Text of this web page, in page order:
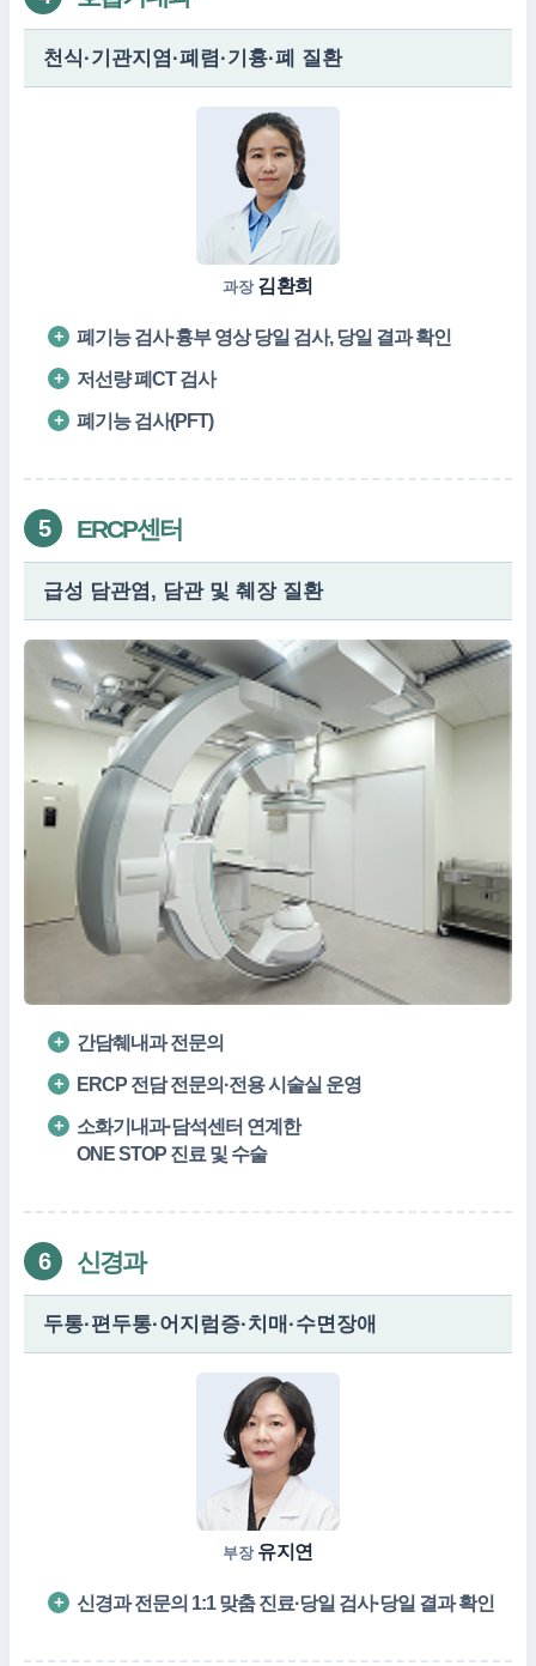
과장 김환희
천식·기관지염·폐렴·기흉·폐 질환
폐기능 검사·흉부 영상 당일 검사, 당일 결과 확인
저선량 폐CT 검사
폐기능 검사(PFT)
5 ERCP센터
급성 담관염, 담관 및 췌장 질환
간담췌내과 전문의
ERCP 전담 전문의·전용 시술실 운영
소화기내과·담석센터 연계한
ONE STOP 진료 및 수술
6 신경과
부장 유지연
두통·편두통·어지럼증·치매·수면장애
신경과 전문의 1:1 맞춤 진료·당일 검사·당일 결과 확인